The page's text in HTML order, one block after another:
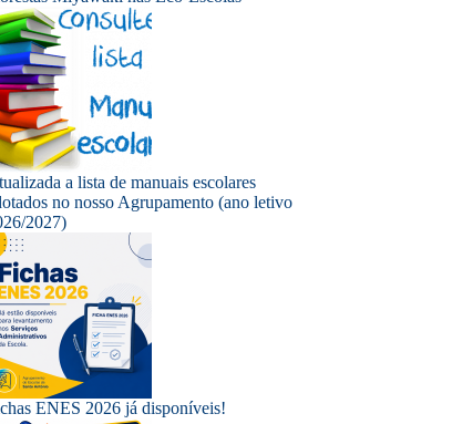
a lista de manuais escolares
no nosso Agrupamento (ano letivo
2027)
ENES 2026 já disponíveis!